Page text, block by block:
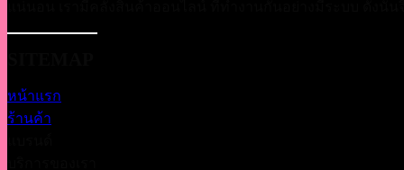
หน้าแรก
ร้านค้า